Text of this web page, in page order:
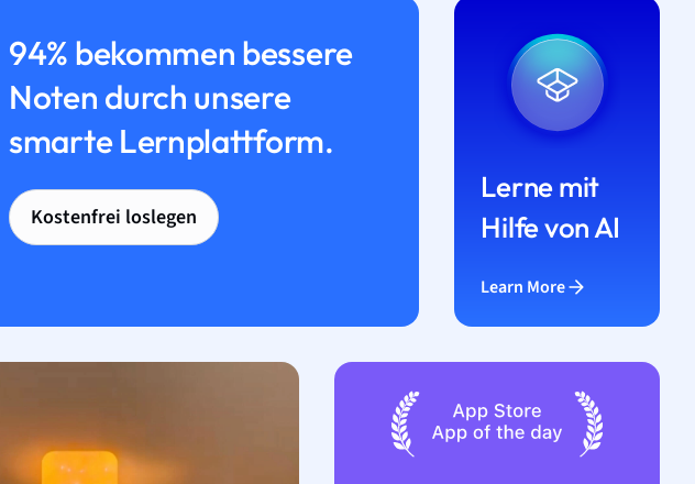
94% bekommen bessere
Noten durch unsere
smarte Lernplattform.
Kostenfrei loslegen
Lerne mit
Hilfe von AI
Learn More